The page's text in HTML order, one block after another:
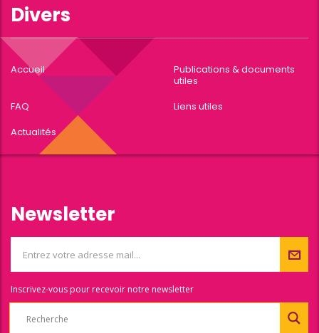
Divers
Accueil
Publications & documents
utiles
FAQ
Liens utiles
Actualités
Newsletter
Inscrivez-vous pour recevoir notre newsletter